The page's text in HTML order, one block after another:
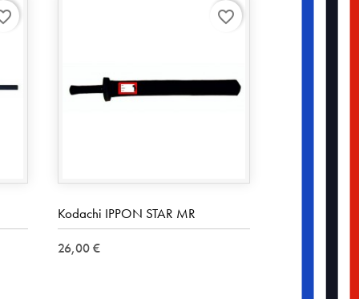
Kodachi IPPON STAR MR
26,00 €
favorite_border